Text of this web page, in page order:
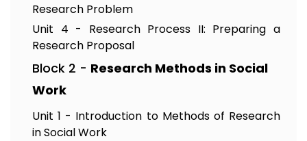
Research Problem
Unit 4 - Research Process II: Preparing a
Research Proposal
Block 2 - Research Methods in Social
Work
Unit 1 - Introduction to Methods of Research
in Social Work